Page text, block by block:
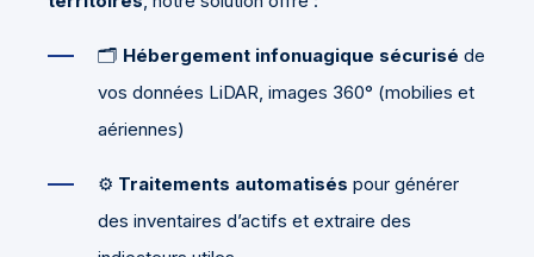
🗂️ Hébergement infonuagique sécurisé de
vos données LiDAR, images 360° (mobilies et
aériennes)
⚙️ Traitements automatisés pour générer
des inventaires d’actifs et extraire des